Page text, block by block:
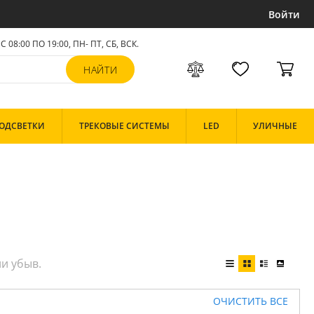
Войти
С 08:00 ПО 19:00, ПН- ПТ,СБ, ВСК.
ТРЕКОВЫЕ СИСТЕМЫ LED УЛИЧНЫЕ
ОЧИСТИТЬ ВСЕ